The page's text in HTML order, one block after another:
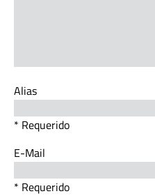
Alias
* Requerido
E-Mail
* Requerido